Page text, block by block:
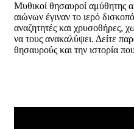
Μυθικοί θησαυροί αμύθητης
αιώνων έγιναν το ιερό
αναζητητές και χρυσοθήρες,
να τους ανακαλύψει. Δείτε
θησαυρούς και την ιστορία